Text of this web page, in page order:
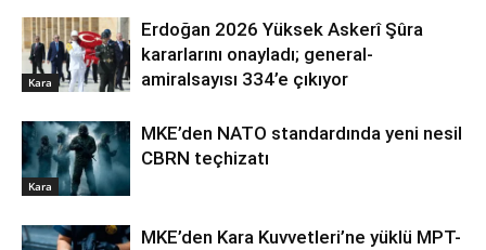
Kara
Erdoğan 2026 Yüksek Askerî Şûra
kararlarını onayladı; general-
amiralsayısı 334’e çıkıyor
Kara
MKE’den NATO standardında yeni nesil
CBRN teçhizatı
MKE’den Kara Kuvvetleri’ne yüklü MPT-